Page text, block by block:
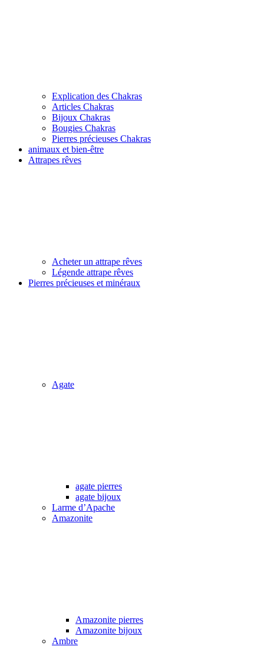
Explication des Chakras
Articles Chakras
Bijoux Chakras
Bougies Chakras
Pierres précieuses Chakras
animaux et bien-être
Attrapes rêves
Acheter un attrape rêves
Légende attrape rêves
Pierres précieuses et minéraux
Agate
agate pierres
agate bijoux
Larme d’Apache
Amazonite
Amazonite pierres
Amazonite bijoux
Ambre